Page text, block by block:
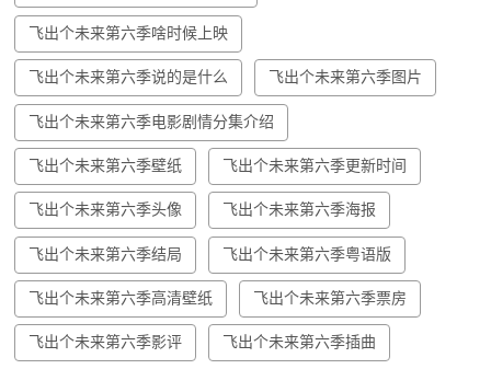
飞出个未来第六季啥时候上映
飞出个未来第六季说的是什么 飞出个未来第六季图片
飞出个未来第六季电影剧情分集介绍
飞出个未来第六季壁纸 飞出个未来第六季更新时间
飞出个未来第六季头像 飞出个未来第六季海报
飞出个未来第六季结局 飞出个未来第六季粤语版
飞出个未来第六季高清壁纸 飞出个未来第六季票房
飞出个未来第六季影评 飞出个未来第六季插曲